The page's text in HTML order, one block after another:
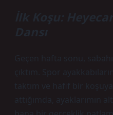
İlk Koşu:
Dansı
Geçen hafta sonu,
çıktım. Spor
taktım ve hafif bir koşuya
attığımda, ayaklarımın